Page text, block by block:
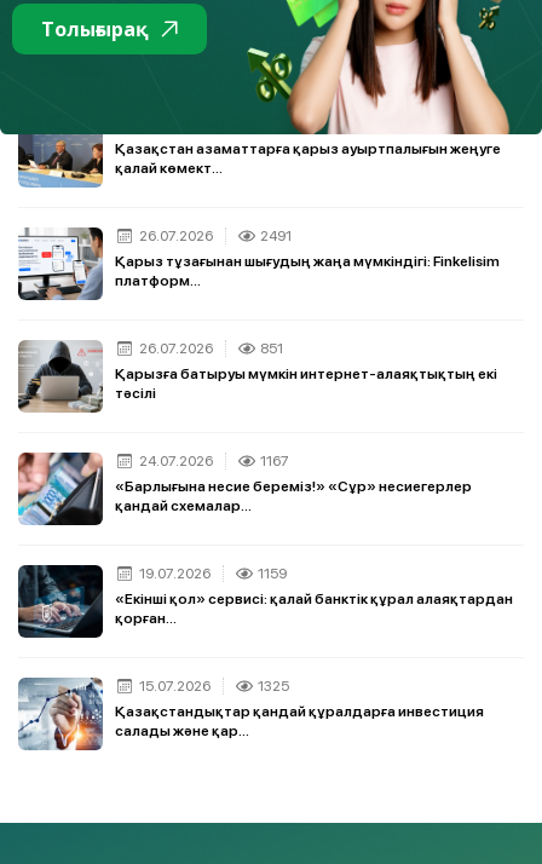
30.07.2026
Мүгедектігі бар адамдар несие төлемдерін қалай
азайта алады:...
Қазақстан азаматтарға қарыз ауыртпалығын жеңуге
қалай көмект...
26.07.2026
2491
Қарыз тұзағынан шығудың жаңа мүмкіндігі: Finkelisim
платформ...
26.07.2026
851
Қарызға батыруы мүмкін интернет-алаяқтықтың екі
тәсілі
24.07.2026
1167
«Барлығына несие береміз!» «Сұр» несиегерлер
қандай схемалар...
19.07.2026
1159
«Екінші қол» сервисі: қалай банктік құрал алаяқтардан
қорған...
15.07.2026
1325
Қазақстандықтар қандай құралдарға инвестиция
салады және қар...
Толығырақ